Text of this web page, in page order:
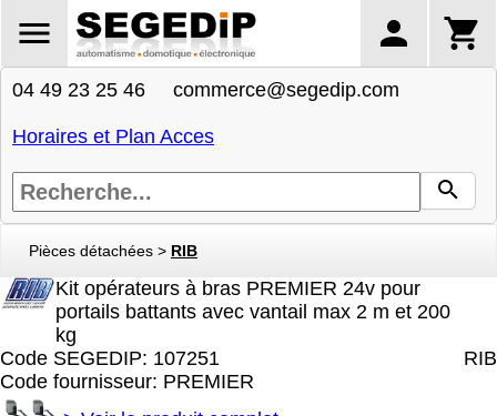
04 49 23 25 46 commerce@segedip.com
Horaires et Plan Acces
Pièces détachées > RIB
Kit opérateurs à bras PREMIER 24v pour
portails battants avec vantail max 2 m et 200
kg
RIB
Code SEGEDIP: 107251
Code fournisseur: PREMIER